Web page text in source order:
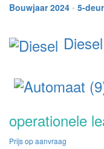
Bouwjaar 2024 • 5-
Diesel
operationele
Prijs op aanvraag